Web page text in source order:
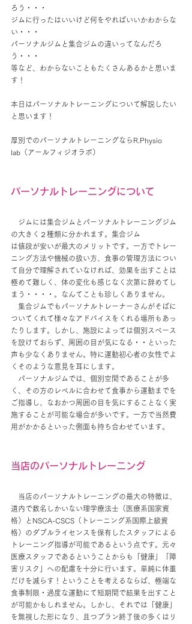
ろう・・・
ジムに行ったはいいけど何をやればいいかわからな
い・・・
パーソナルジムと集合ジムの違いってなんだろ
う・・・
等など、わからないこともたくさんあるかと思いま
す！
本日はパーソナルトレーニングについて解説したい
と思います！
厚別でのパーソナルトレーニングならR.Physio
lab（アールフィジオラボ）
パーソナルトレーニングについて
ジムには集合ジムとパーソナルトレーニングジム
の大きく２種類に分かれます。集合ジム
は値段が安いが最大のメリットです。一方でトレー
ニング方法や機械の扱い方、食事の管理方法につい
て自分で理解されていなければ、効果を出すことは
極めて難しく、体の変化も感じなく次第に辞めてし
まう・・・・。なんてことも珍しくありません。
集合ジムでもパーソナルトレーナーさんがそばに
ついてくれて様々なアドバイスをくれる場所もあっ
たりします。しかし、施設によっては個別スペース
を設けておらず、周囲の目が気になる・・といった
声も少なくありません。特に運動初心者の女性でよ
くそのような意見を耳にします。
パーソナルジムでは、個別空間であることが多
く、その方のレベルに合わせて食事から運動までを
ご指導し、なおかつ周囲の目を気にすることなく実
施することが可能な場合が多いです。一方で当然費
用がかかるといった側面も持ち合わせています。
当店のパーソナルトレーニング
当店のパーソナルトレーニングの最大の特徴は、
道内で数名しかいない理学療法士（医療系国家資
格）とNSCA-CSCS（トレーニング系国際上級資
格）のダブルライセンスを保有したスタッフによる
トレーニング指導が可能であるという点です。元々
医療スタッフであるということからも「健康」「障
害リスク」への配慮を十分に行います。単純に体重
だけを減らす！ということを考えるならば、極端な
食事制限・過度な運動にて短期間で結果を出すこと
が可能かもしれません。しかし、それでは「健康」
を無視した形になり、且つプラン終了後の多くはリ